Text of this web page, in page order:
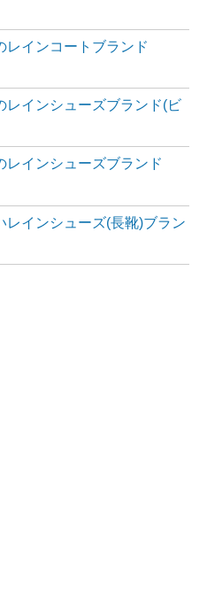
レインコートブランド
レインシューズブランド(ビ
レインシューズブランド
レインシューズ(長靴)ブラン